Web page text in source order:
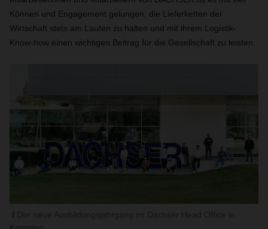
Können und Engagement gelungen, die Lieferketten der
Wirtschaft stets am Laufen zu halten und mit ihrem Logistik-
Know-how einen wichtigen Beitrag für die Gesellschaft zu leisten.